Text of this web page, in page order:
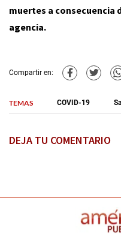
muertes a consecuencia
agencia.
Compartir en:
TEMAS COVID-19
DEJA TU COMENTARIO